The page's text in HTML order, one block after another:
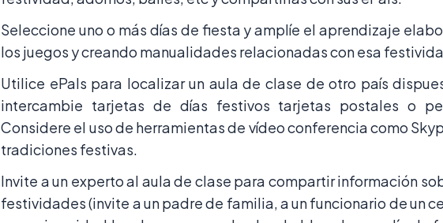
Seleccione uno o más días de fiesta y amplíe el aprendizaje
los juegos y creando manualidades relacionadas con esa
Utilice ePals para localizar un aula de clase de otro país
intercambie tarjetas de días festivos tarjetas postales o
Considere el uso de herramientas de vídeo conferencia como
tradiciones festivas.
Invite a un experto al aula de clase para compartir información
festividades (invite a un padre de familia, a un funcionario de un